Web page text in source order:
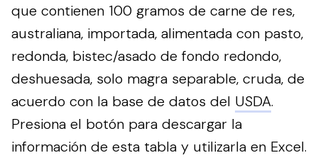
que contienen 100 gramos de carne de res,
australiana, importada, alimentada con pasto,
redonda, bistec/asado de fondo redondo,
deshuesada, solo magra separable, cruda, de
acuerdo con la base de datos del USDA.
Presiona el botón para descargar la
información de esta tabla y utilizarla en Excel.